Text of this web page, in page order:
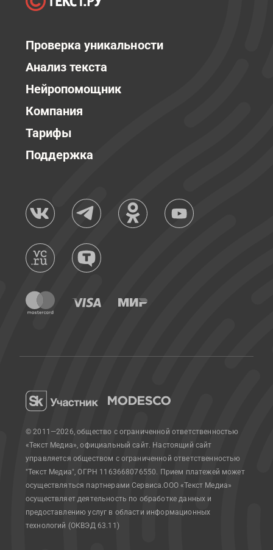
Проверка уникальности
Анализ текста
Нейропомощник
Компания
Тарифы
Поддержка
© 2011—2026, общество с ограниченной ответственностью
«Текст Медиа», официальный сайт. Настоящий сайт
управляется обществом с ограниченной ответственностью
"Текст Медиа", ОГРН 1163668076550. Прием платежей может
осуществляться партнерами Сервиса.ООО «Текст Медиа»
осуществляет деятельность по обработке данных и
предоставлению услуг в области информационных
технологий (ОКВЭД 63.11)